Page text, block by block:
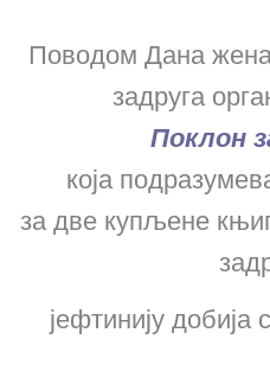
Поводом Дана
задруга
Поклон
која
за две купљене
јефтинију добија